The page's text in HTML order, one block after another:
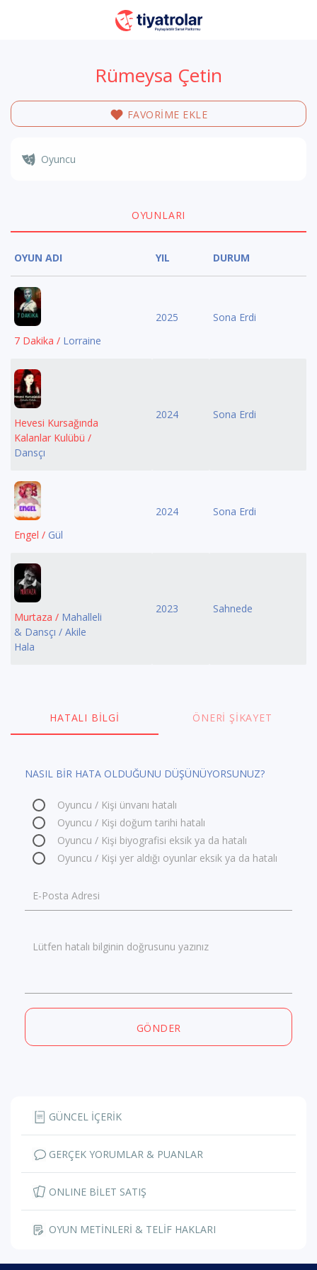
Rümeysa Çetin
FAVORİME EKLE
Oyuncu
OYUNLARI
OYUN ADI YIL DURUM
7 Dakika / Lorraine
2025 Sona Erdi
Hevesi Kursağında
Kalanlar Kulübü /
Dansçı
2024 Sona Erdi
Engel / Gül
2024 Sona Erdi
Murtaza / Mahalleli
& Dansçı / Akile
Hala
2023 Sahnede
HATALI BILGI ÖNERI ŞIKAYET
NASIL BİR HATA OLDUĞUNU DÜŞÜNÜYORSUNUZ?
Oyuncu / Kişi ünvanı hatalı
Oyuncu / Kişi doğum tarihi hatalı
Oyuncu / Kişi biyografisi eksik ya da hatalı
Oyuncu / Kişi yer aldığı oyunlar eksik ya da hatalı
E-Posta Adresi
Lütfen hatalı bilginin doğrusunu yazınız
GÖNDER
GÜNCEL İÇERİK
GERÇEK YORUMLAR & PUANLAR
ONLINE BİLET SATIŞ
OYUN METİNLERİ & TELİF HAKLARI